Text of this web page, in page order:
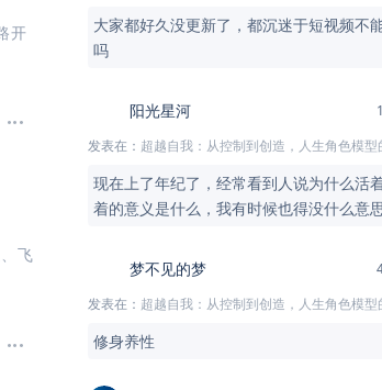
开
飞
大家都好久没更新了，都沉迷于短视频不
吗
阳光星河
发表在： 超越自我：从控制到创造，人生角色模型的深
现在上了年纪了，经常看到人说为什么活
着的意义是什么，我有时候也得没什么意
梦不见的梦
发表在： 超越自我：从控制到创造，人生角色模型的深
修身养性